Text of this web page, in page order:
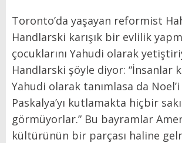
Toronto’da yaşayan reformist
Handlarski karışık bir evlilik
çocuklarını Yahudi olarak
Handlarski şöyle diyor: “İnsanlar
Yahudi olarak tanımlasa da Noel’i
Paskalya’yı kutlamakta hiçbir
görmüyorlar.” Bu bayramlar
kültürünün bir parçası haline